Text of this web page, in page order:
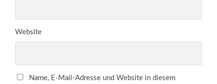
Website
Name, E-Mail-Adresse und Website in diesem